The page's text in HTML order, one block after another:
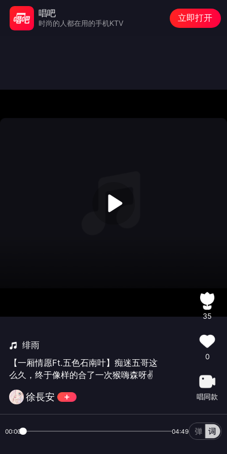
绯雨
【一厢情愿Ft.五色石南叶】痴迷五哥这
么久，终于像样的合了一次猴嗨森呀✌
徐長安
35
0
唱同款
00:00 04:49
唱吧
时尚的人都在用的手机KTV
立即打开